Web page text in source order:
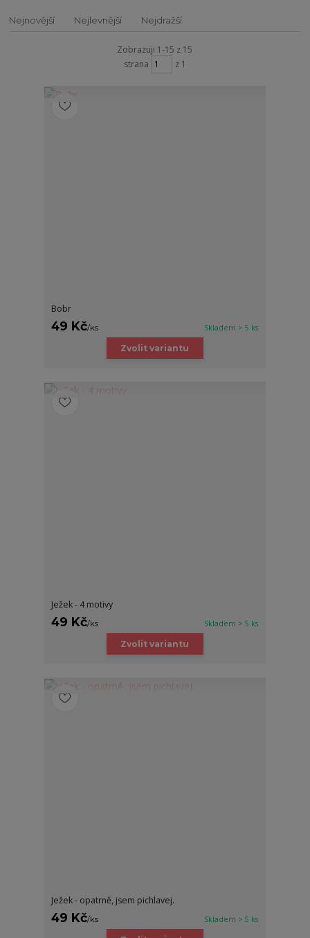
Nejnovější Nejlevnější Nejdražší
Zobrazuji 1-15 z 15
strana
z 1
Bobr
49 Kč/ks Skladem > 5 ks
Zvolit variantu
Ježek - 4 motivy
49 Kč/ks Skladem > 5 ks
Zvolit variantu
Ježek - opatrně, jsem pichlavej.
49 Kč/ks Skladem > 5 ks